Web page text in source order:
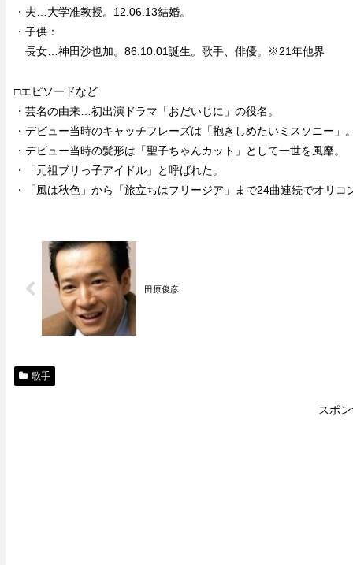
・夫…大学准教授。12.06.13結婚。
・子供：
長女…神田沙也加。86.10.01誕生。歌手、俳優。※21年他界
□エピソードなど
・芸名の由来…初出演ドラマ「おだいじに」の役名。
・デビュー当時のキャッチフレーズは「抱きしめたいミスソニー」
・デビュー当時の髪形は「聖子ちゃんカット」として一世を風靡。
・「元祖ブリっ子アイドル」と呼ばれた。
・「風は秋色」から「旅立ちはフリージア」まで24曲連続でオリコ
田原俊彦
歌手
スポ